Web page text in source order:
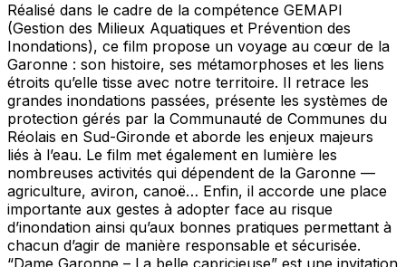
Réalisé dans le cadre de la compétence GEMAPI
(Gestion des Milieux Aquatiques et Prévention des
Inondations), ce film propose un voyage au cœur de la
Garonne : son histoire, ses métamorphoses et les liens
étroits qu’elle tisse avec notre territoire. Il retrace les
grandes inondations passées, présente les systèmes de
protection gérés par la Communauté de Communes du
Réolais en Sud-Gironde et aborde les enjeux majeurs
liés à l’eau. Le film met également en lumière les
nombreuses activités qui dépendent de la Garonne —
agriculture, aviron, canoë… Enfin, il accorde une place
importante aux gestes à adopter face au risque
d’inondation ainsi qu’aux bonnes pratiques permettant à
chacun d’agir de manière responsable et sécurisée.